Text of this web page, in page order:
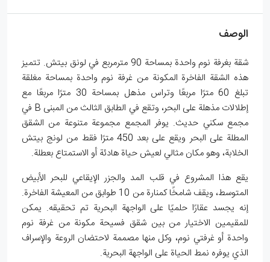
الوصف
شقة بغرفة نوم واحدة بمساحة 90 مترمربع في لونق بيتش. تتميز
هذه الشقة الفاخرة المكونة من غرفة نوم واحدة بمساحة مغلقة
تبلغ 60 مترًا مربعًا وتراس مذهل بمساحة 30 مترًا مربعًا مع
إطلالات مذهلة على البحر، وتقع في الطابق الثالث من المبنى B في
مجمع سكني حديث. يوفر المجمع مجموعة متنوعة من الشقق
المطلة على البحر ويقع على بعد 450 مترًا فقط من لونج بيتش
الخلابة، وهو مكان مثالي لعيش حياة هادئة أو الاستمتاع بعطلة.
يقع هذا المشروع في قلب المد والجزر الإيقاعي للبحر الأبيض
المتوسط، ويقف شامخًا كمنارة من 10 طوابق من المعيشة الفاخرة.
إنه يجسد عقارًا حلميًا على الواجهة البحرية تم تحقيقه. يمكن
للمقيمين الاختيار من بين شقق فسيحة مكونة من غرفة نوم
واحدة أو غرفتي نوم، وكل منها مصممة لاحتضان الروعة والإسراف
الذي يوفره نمط الحياة على الواجهة البحرية.